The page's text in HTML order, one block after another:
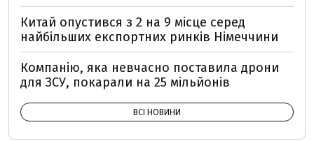
Китай опустився з 2 на 9 місце серед
найбільших експортних ринків Німеччини
Компанію, яка невчасно поставила дрони
для ЗСУ, покарали на 25 мільйонів
ВСІ НОВИНИ